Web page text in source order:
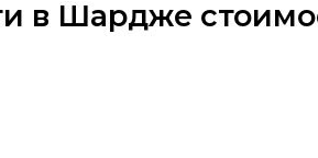
в Шардже